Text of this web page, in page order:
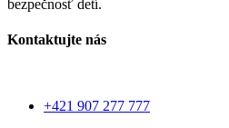
bezpečnosť detí.
Kontaktujte nás
+421 907 277 777